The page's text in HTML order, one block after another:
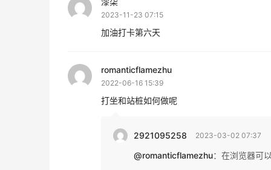
2023-11-23 07:15
加油打卡第六天
romanticflamezhu
2022-06-16 15:39
打坐和站桩如何做呢
2921095258 2023-03-02 07:37
@romanticflamezhu： 在浏览器可